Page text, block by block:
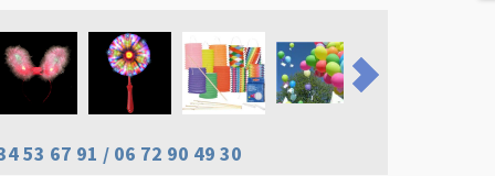
53 67 91 / 06 72 90 49 30